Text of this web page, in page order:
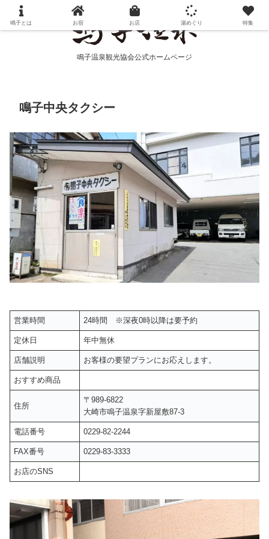
鳴子温泉観光協会公式ホームページ
鳴子中央タクシー
営業時間 24時間 ※深夜0時以降は要予約
定休日 年中無休
店舗説明 お客様の要望プランにお応えします。
おすすめ商品
住所
〒989-6822
大崎市鳴子温泉字新屋敷87-3
電話番号 0229-82-2244
FAX番号 0229-83-3333
お店のSNS
鳴子とは お宿 お店 湯めぐり 特集